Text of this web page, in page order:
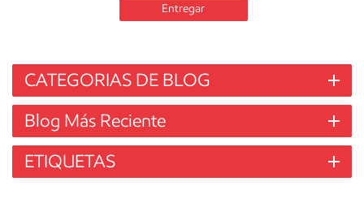
Entregar
CATEGORIAS DE BLOG
Blog Más Reciente
ETIQUETAS